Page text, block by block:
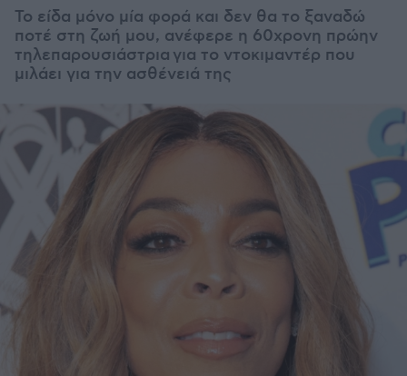
Το είδα μόνο μία φορά και δεν θα το ξαναδώ
ποτέ στη ζωή μου, ανέφερε η 60χρονη πρώην
τηλεπαρουσιάστρια για το ντοκιμαντέρ που
μιλάει για την ασθένειά της